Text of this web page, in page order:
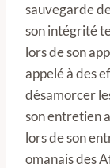
sauvegarde
son intégrité
lors de son
appelé à des
désamorcer
son entretien
lors de son
omanais des